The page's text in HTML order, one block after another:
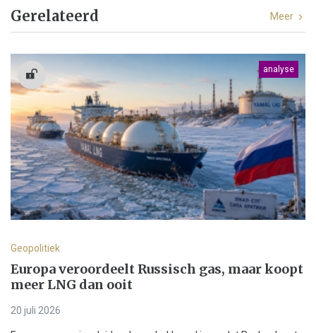
Gerelateerd Meer
analyse
Geopolitiek
Europa veroordeelt Russisch gas, maar koopt
meer LNG dan ooit
20 juli 2026